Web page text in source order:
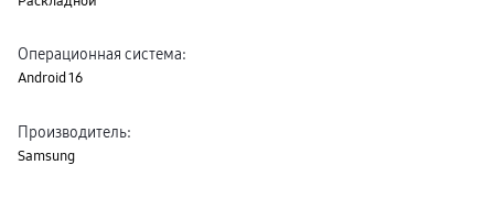
Операционная система:
Android 16
Производитель:
Samsung